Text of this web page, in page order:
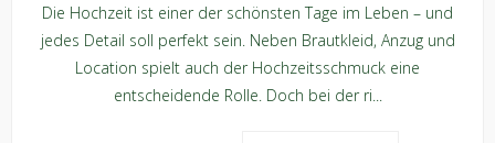
Die Hochzeit ist einer der schönsten Tage im Leben – und
jedes Detail soll perfekt sein. Neben Brautkleid, Anzug und
Location spielt auch der Hochzeitsschmuck eine
entscheidende Rolle. Doch bei der ri...